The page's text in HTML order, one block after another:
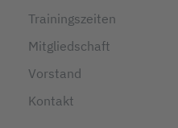
Trainingszeiten
Mitgliedschaft
Vorstand
Kontakt